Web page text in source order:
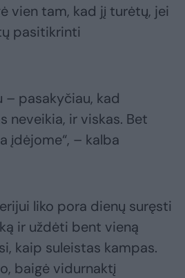
vien tam, kad jį turėtų, jei
pasitikrinti
– pasakyčiau, kad
neveikia, ir viskas. Bet
įdėjome“, – kalba
liko pora dienų suręsti
ir uždėti bent vieną
kaip suleistas kampas.
baigė vidurnaktį